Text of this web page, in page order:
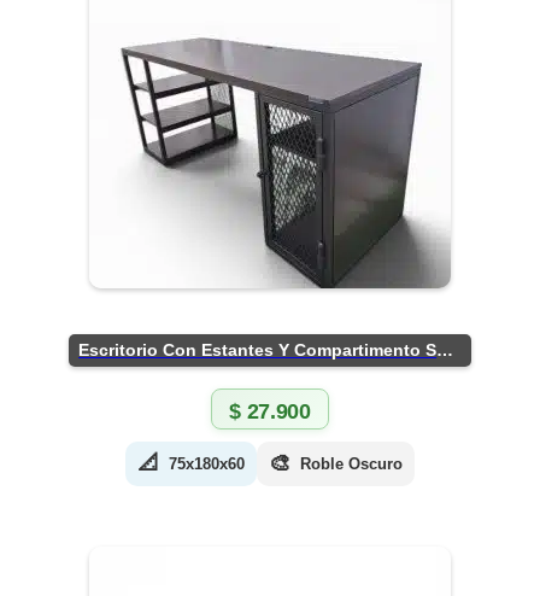
Escritorio Con Estantes Y Compartimento Seguro
$27.900
📐 75x180x60 🎨 Roble Oscuro